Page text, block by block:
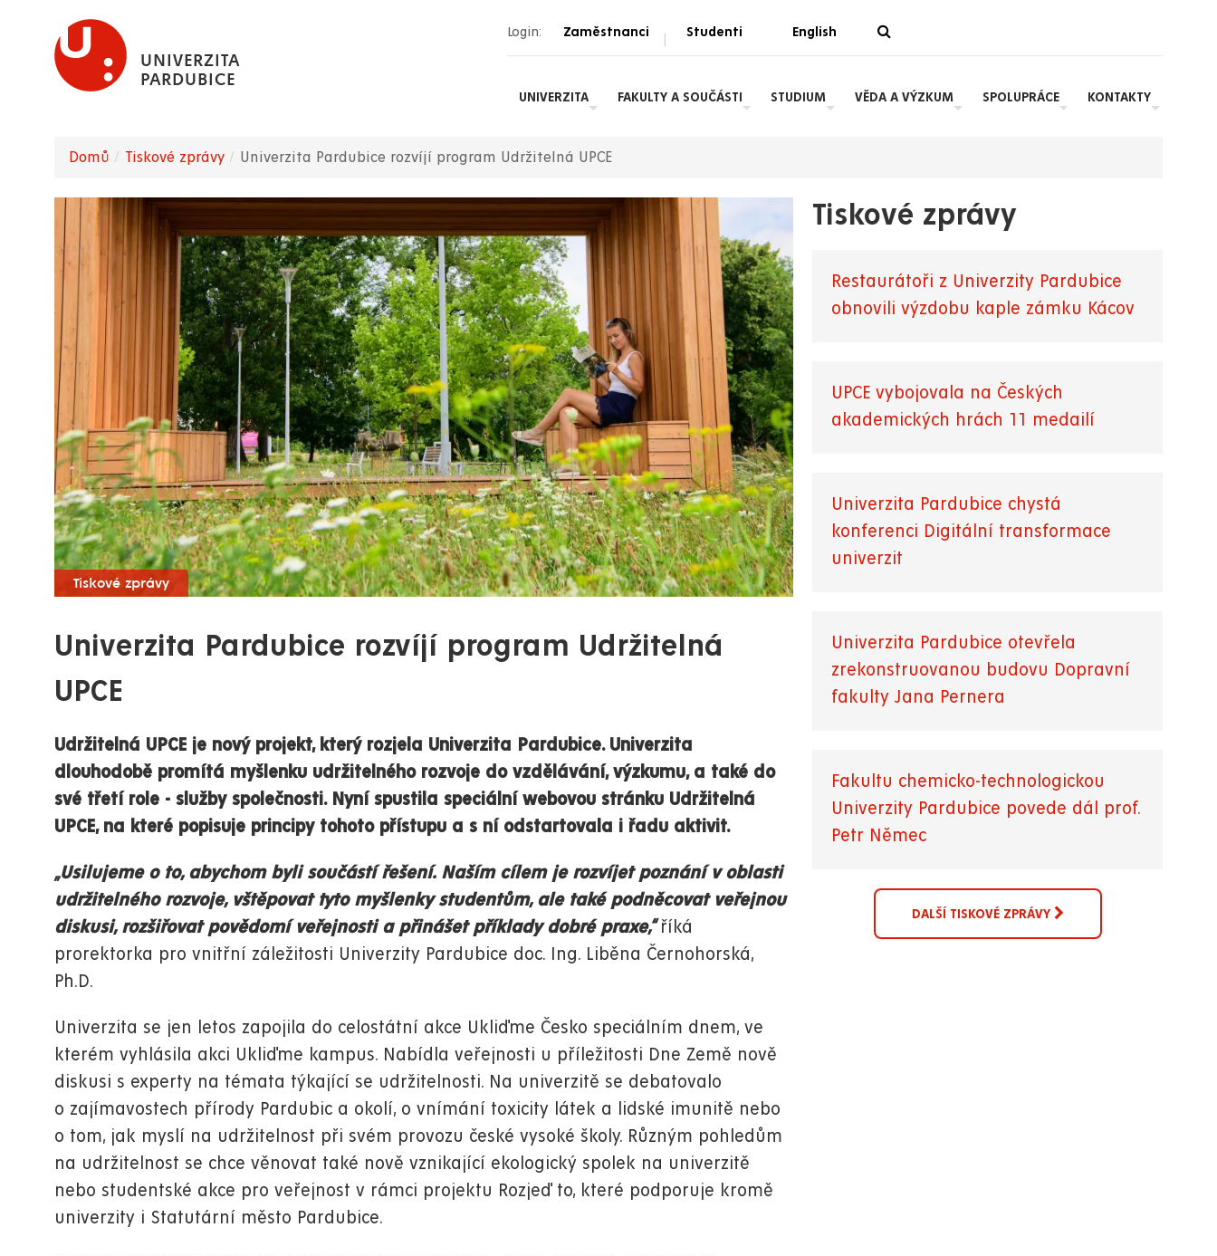
hlavnímu
UNIVERZITA
PARDUBICE
Login: Zaměstnanci | Studenti English
UNIVERZITA FAKULTY A SOUČÁSTI STUDIUM VĚDA A VÝZKUM SPOLUPRÁCE KONTAKTY
navigace
Domů Tiskové zprávy Univerzita Pardubice rozvíjí program Udržitelná UPCE
Tiskové zprávy
Univerzita Pardubice rozvíjí program Udržitelná
UPCE
Udržitelná UPCE je nový projekt, který rozjela Univerzita Pardubice. Univerzita
dlouhodobě promítá myšlenku udržitelného rozvoje do vzdělávání, výzkumu, a také do
své třetí role - služby společnosti. Nyní spustila speciální webovou stránku Udržitelná
UPCE, na které popisuje principy tohoto přístupu a s ní odstartovala i řadu aktivit.
„Usilujeme o to, abychom byli součástí řešení. Naším cílem je rozvíjet poznání v oblasti
udržitelného rozvoje, vštěpovat tyto myšlenky studentům, ale také podněcovat veřejnou
diskusi, rozšiřovat povědomí veřejnosti a přinášet příklady dobré praxe,“říká
prorektorka pro vnitřní záležitosti Univerzity Pardubice doc. Ing. Liběna Černohorská,
Ph.D.
Univerzita se jen letos zapojila do celostátní akce Ukliďme Česko speciálním dnem, ve
kterém vyhlásila akci Ukliďme kampus. Nabídla veřejnosti u příležitosti Dne Země nově
diskusi s experty na témata týkající se udržitelnosti. Na univerzitě se debatovalo
o zajímavostech přírody Pardubic a okolí, o vnímání toxicity látek a lidské imunitě nebo
o tom, jak myslí na udržitelnost při svém provozu české vysoké školy. Různým pohledům
na udržitelnost se chce věnovat také nově vznikající ekologický spolek na univerzitě
nebo studentské akce pro veřejnost v rámci projektu Rozjeď to, které podporuje kromě
univerzity i Statutární město Pardubice.
Tiskové zprávy
Restaurátoři z Univerzity Pardubice
obnovili výzdobu kaple zámku Kácov
UPCE vybojovala na Českých
akademických hrách 11 medailí
Univerzita Pardubice chystá
konferenci Digitální transformace
univerzit
Univerzita Pardubice otevřela
zrekonstruovanou budovu Dopravní
fakulty Jana Pernera
Fakultu chemicko-technologickou
Univerzity Pardubice povede dál prof.
Petr Němec
DALŠÍ TISKOVÉ ZPRÁVY